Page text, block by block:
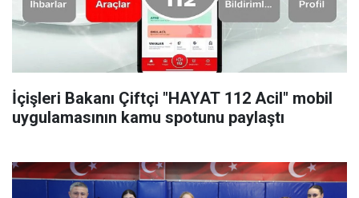
İçişleri Bakanı Çiftçi "HAYAT 112 Acil" mobil
uygulamasının kamu spotunu paylaştı